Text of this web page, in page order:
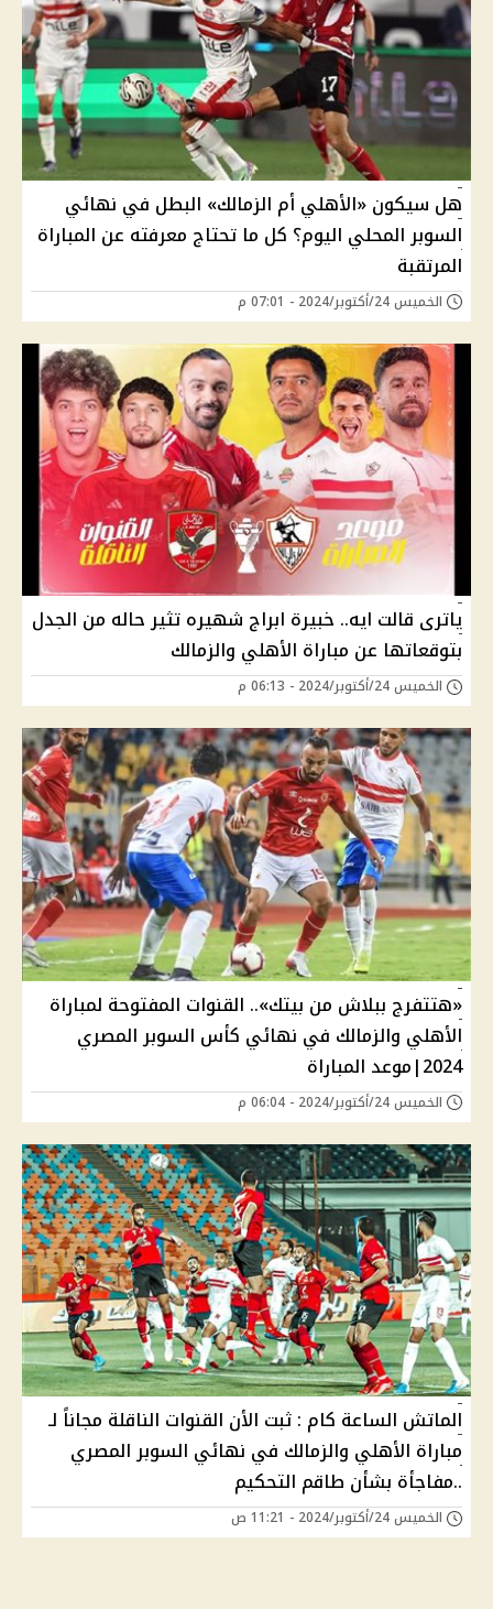
هل سيكون «الأهلي أم الزمالك» البطل في نهائي
السوبر المحلي اليوم؟ كل ما تحتاج معرفته عن المباراة
المرتقبة
الخميس 24/أكتوبر/2024 - 07:01 م
ياترى قالت ايه.. خبيرة ابراج شهيره تثير حاله من الجدل
بتوقعاتها عن مباراة الأهلي والزمالك
الخميس 24/أكتوبر/2024 - 06:13 م
«هتتفرج ببلاش من بيتك».. القنوات المفتوحة لمباراة
الأهلي والزمالك في نهائي كأس السوبر المصري
2024|موعد المباراة
الخميس 24/أكتوبر/2024 - 06:04 م
الماتش الساعة كام : ثبت الأن القنوات الناقلة مجاناً لـ
مباراة الأهلي والزمالك في نهائي السوبر المصري
..مفاجأة بشأن طاقم التحكيم
الخميس 24/أكتوبر/2024 - 11:21 ص